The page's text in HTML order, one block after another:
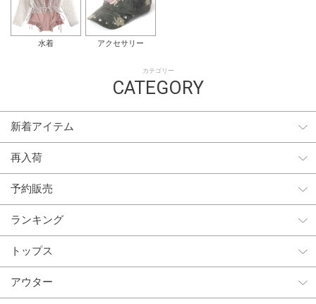
水着 アクセサリー
カテゴリー
CATEGORY
新着アイテム
再入荷
予約販売
ランキング
トップス
アウター